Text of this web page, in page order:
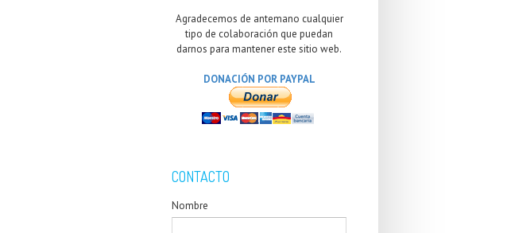
Agradecemos de antemano cualquier
tipo de colaboración que puedan
darnos para mantener este sitio web.
DONACIÓN POR PAYPAL
CONTACTO
Nombre